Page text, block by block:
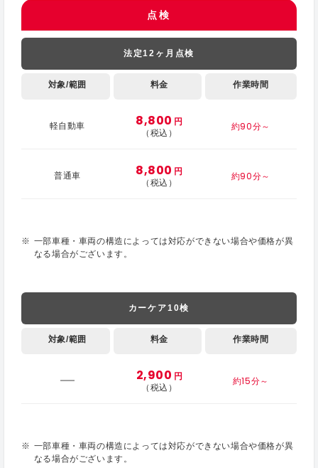
点検
法定12ヶ月点検
対象/範囲 料金 作業時間
軽自動車 8,800 円
（税込）
約90分～
普通車 8,800 円
（税込）
約90分～
一部車種・車両の構造によっては対応ができない場合や価格が異
なる場合がございます。
カーケア10検
対象/範囲 料金 作業時間
2,900 円
（税込）
約15分～
一部車種・車両の構造によっては対応ができない場合や価格が異
なる場合がございます。